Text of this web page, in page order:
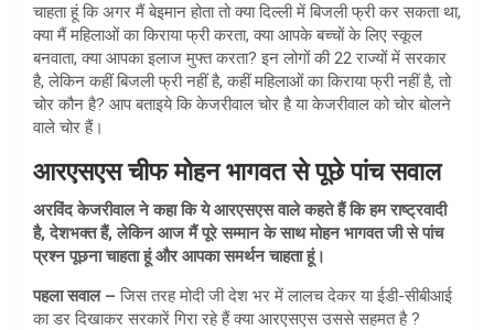
चाहता हूं कि अगर मैं बेइमान होता तो क्या दिल्ली में बिजली फ्री कर सकता था,
क्या मैं महिलाओं का किराया फ्री करता, क्या आपके बच्चों के लिए स्कूल
बनवाता, क्या आपका इलाज मुफ्त करता? इन लोगों की 22 राज्यों में सरकार
है, लेकिन कहीं बिजली फ्री नहीं है, कहीं महिलाओं का किराया फ्री नहीं है, तो
चोर कौन है? आप बताइये कि केजरीवाल चोर है या केजरीवाल को चोर बोलने
वाले चोर हैं।
आरएसएस चीफ मोहन भागवत से पूछे पांच सवाल
अरविंद केजरीवाल ने कहा कि ये आरएसएस वाले कहते हैं कि हम राष्ट्रवादी
है, देशभक्त हैं, लेकिन आज मैं पूरे सम्मान के साथ मोहन भागवत जी से पांच
प्रश्न पूछना चाहता हूं और आपका समर्थन चाहता हूं।
पहला सवाल –जिस तरह मोदी जी देश भर में लालच देकर या ईडी-सीबीआई
का डर दिखाकर सरकारें गिरा रहे हैं क्या आरएसएस उससे सहमत है ?